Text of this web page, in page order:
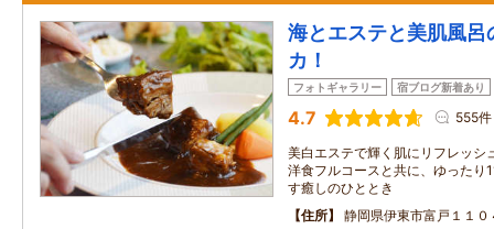
海とエステと美肌風
カ！
フォトギャラリー 宿ブログ新着あり
4.7 555件
美白エステで輝く肌にリフレッシ
洋食フルコースと共に、ゆったり
す癒しのひととき
住所
静岡県伊東市富戸１１０